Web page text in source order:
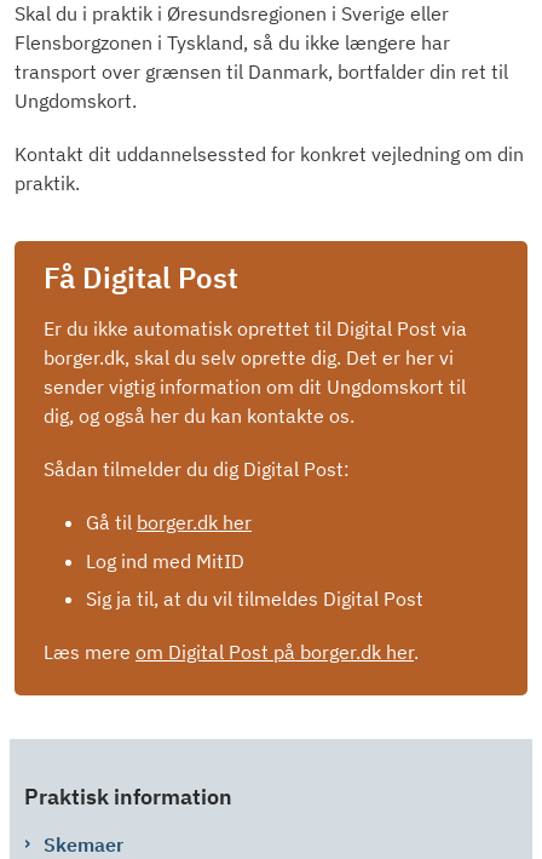
Skal du i praktik i Øresundsregionen i Sverige eller
Flensborgzonen i Tyskland, så du ikke længere har
transport over grænsen til Danmark, bortfalder din ret til
Ungdomskort.
Kontakt dit uddannelsessted for konkret vejledning om din
praktik.
Få Digital Post
Er du ikke automatisk oprettet til Digital Post via
borger.dk, skal du selv oprette dig. Det er her vi
sender vigtig information om dit Ungdomskort til
dig, og også her du kan kontakte os.
Sådan tilmelder du dig Digital Post:
Gå til borger.dk her
Log ind med MitID
Sig ja til, at du vil tilmeldes Digital Post
Læs mere om Digital Post på borger.dk her.
Praktisk information
Skemaer